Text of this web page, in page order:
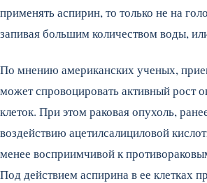
применять аспирин, то только не на
запивая большим количеством воды,
По мнению американских ученых,
может спровоцировать активный рост
клеток. При этом раковая опухоль,
воздействию ацетилсалициловой
менее восприимчивой к
Под действием аспирина в ее клетках